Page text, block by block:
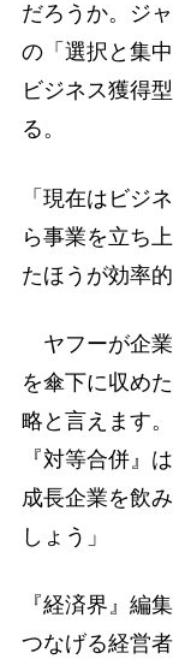
だろうか。ジ
の「選択と集
ビジネス獲得
る。
「現在はビジ
ら事業を立ち
たほうが効率的
ヤフーが企業
を傘下に収め
略と言えます
『対等合併』
成長企業を飲
しょう」
『経済界』編
つなげる経営